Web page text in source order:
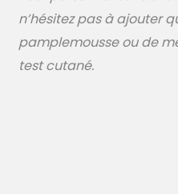
n’hésitez pas à ajouter
pamplemousse ou de
test cutané.